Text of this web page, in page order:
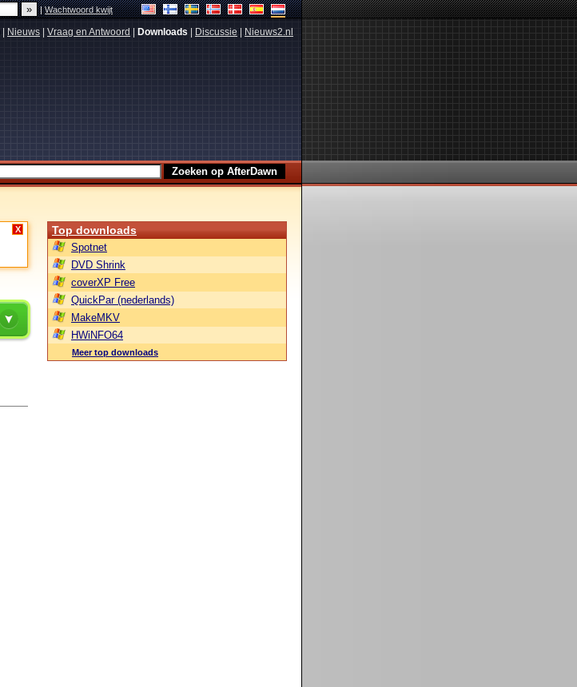
|Wachtwoord kwijt
Nieuws Vraag en Antwoord Downloads Discussie Nieuws2.nl
X Top downloads
Spotnet
DVD Shrink
coverXP Free
QuickPar (nederlands)
MakeMKV
HWiNFO64
Meer top downloads